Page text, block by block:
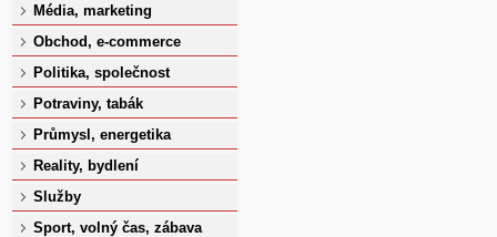
Média, marketing
Obchod, e-commerce
Politika, společnost
Potraviny, tabák
Průmysl, energetika
Reality, bydlení
Služby
Sport, volný čas, zábava